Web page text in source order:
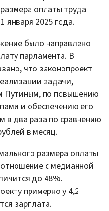
оплаты труда
января 2025 года.
было направлено
парламента. В
что законопроект
задачи,
Путиным, по повышению
и обеспечению его
в два раза по сравнению
в месяц.
размера оплаты
с медианной
до 48%.
примерно у 4,2
зарплата.